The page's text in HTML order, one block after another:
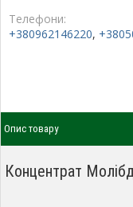
Телефони:
+380962146220,
Опис товару
Концентрат